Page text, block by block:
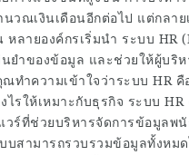
วณเงินเดือนอีกต่อไป แต่กลา
หลายองค์กรเริ่มนำ ระบบ
นยำของข้อมูล และช่วยให้ผู้บ
ทำความเข้าใจว่าระบบ HR คื
ไรให้เหมาะกับธุรกิจ ระบบ
ร์ที่ช่วยบริหารจัดการข้อมูลพ
บสามารถรวบรวมข้อมูลทั้งหม